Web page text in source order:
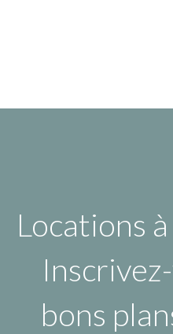
Locations
bons